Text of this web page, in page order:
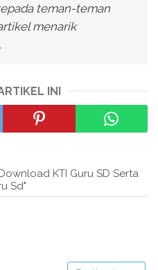
teman-teman
menarik
INI
KTI Guru SD Serta
Sd"